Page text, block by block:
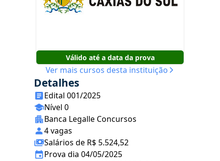
Válido até a data da prova
Ver mais cursos desta instituição
Detalhes
Edital 001/2025
Nível 0
Banca Legalle Concursos
4 vagas
Salários de R$ 5.524,52
Prova dia 04/05/2025